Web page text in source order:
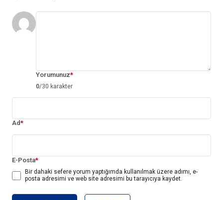
Yorumunuz*
0/30 karakter
Ad*
E-Posta*
Bir dahaki sefere yorum yaptığımda kullanılmak üzere adımı, e-
posta adresimi ve web site adresimi bu tarayıcıya kaydet.